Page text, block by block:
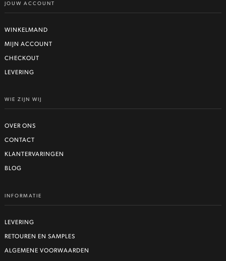
JOUW ACCOUNT
WINKELMAND
MIJN ACCOUNT
CHECKOUT
LEVERING
WIE ZIJN WIJ
OVER ONS
CONTACT
KLANTERVARINGEN
BLOG
INFORMATIE
LEVERING
RETOUREN EN SAMPLES
ALGEMENE VOORWAARDEN